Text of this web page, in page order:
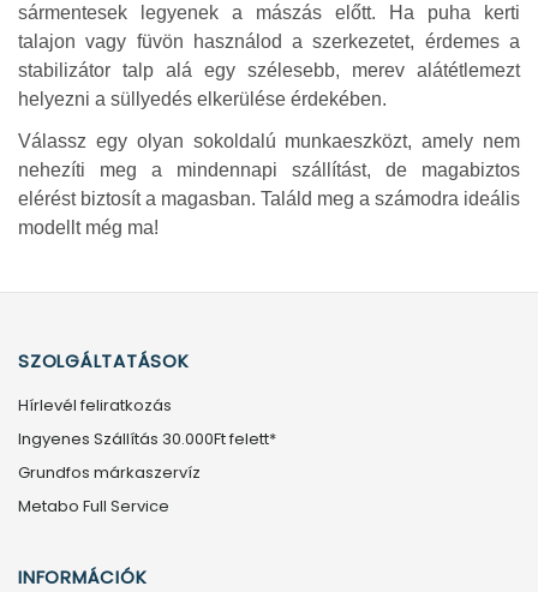
sármentesek legyenek a mászás előtt. Ha puha kerti
talajon vagy füvön használod a szerkezetet, érdemes a
stabilizátor talp alá egy szélesebb, merev alátétlemezt
helyezni a süllyedés elkerülése érdekében.
Válassz egy olyan sokoldalú munkaeszközt, amely nem
nehezíti meg a mindennapi szállítást, de magabiztos
elérést biztosít a magasban. Találd meg a számodra ideális
modellt még ma!
SZOLGÁLTATÁSOK
Hírlevél feliratkozás
Ingyenes Szállítás 30.000Ft felett*
Grundfos márkaszervíz
Metabo Full Service
INFORMÁCIÓK